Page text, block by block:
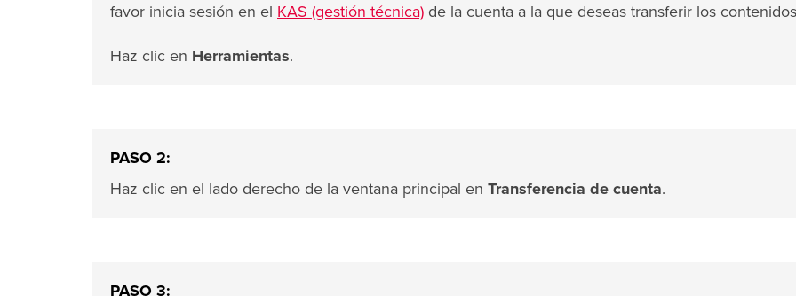
favor inicia sesión en el KAS (gestión técnica) de la cuenta a la que deseas transferir los
Haz clic en Herramientas.
PASO 2:
Haz clic en el lado derecho de la ventana principal en Transferencia de cuenta.
PASO 3: